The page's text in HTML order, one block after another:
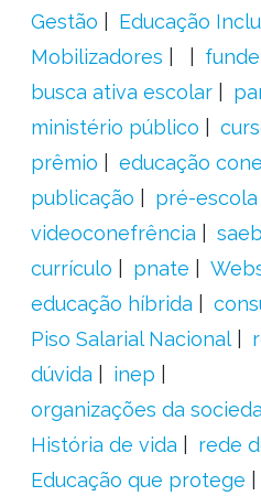
Gestão
Educação
Mobilizadores
busca ativa escolar
ministério público
prêmio
educação
publicação
pré-escola
videoconefrência
saeb
currículo
pnate
educação híbrida
Piso Salarial Nacional
dúvida
inep
organizações da
História de vida
rede
Educação que protege